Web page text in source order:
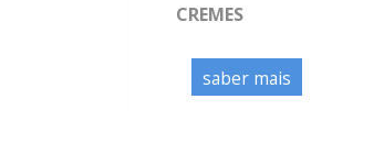
CREMES
saber mais